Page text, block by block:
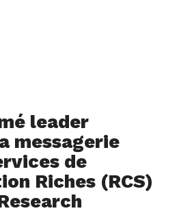
leader
messagerie
de
Riches (RCS)